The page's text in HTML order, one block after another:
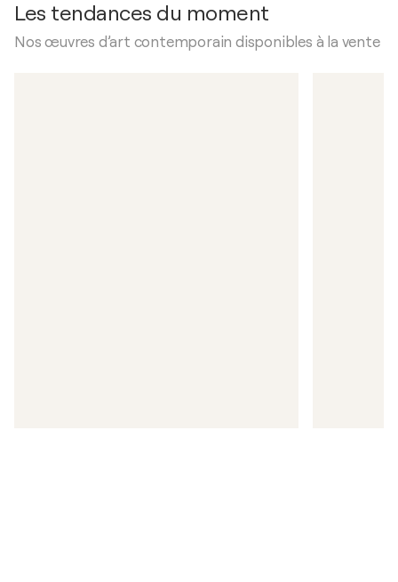
Les tendances du moment
Nos œuvres d’art contemporain disponibles à la vente